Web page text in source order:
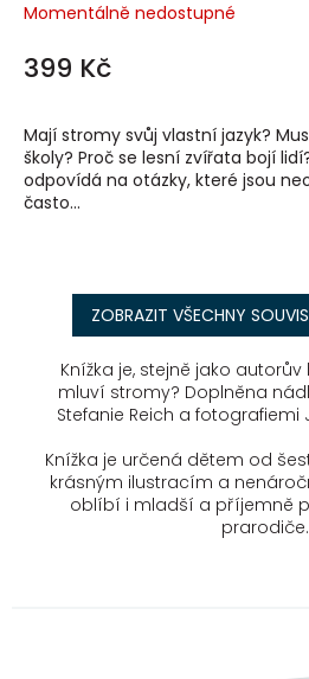
Momentálně nedostupné
399 Kč
Mají stromy svůj vlastní jazyk?
školy? Proč se lesní zvířata bojí
odpovídá na otázky, které jsou
často...
ZOBRAZIT VŠECHNY
Knížka je, stejně jako autorův
mluví stromy? Doplněna
Stefanie Reich a fotografiemi
Knížka je určená dětem od
krásným ilustracím a
oblíbí i mladší a příjemně
prarodiče.